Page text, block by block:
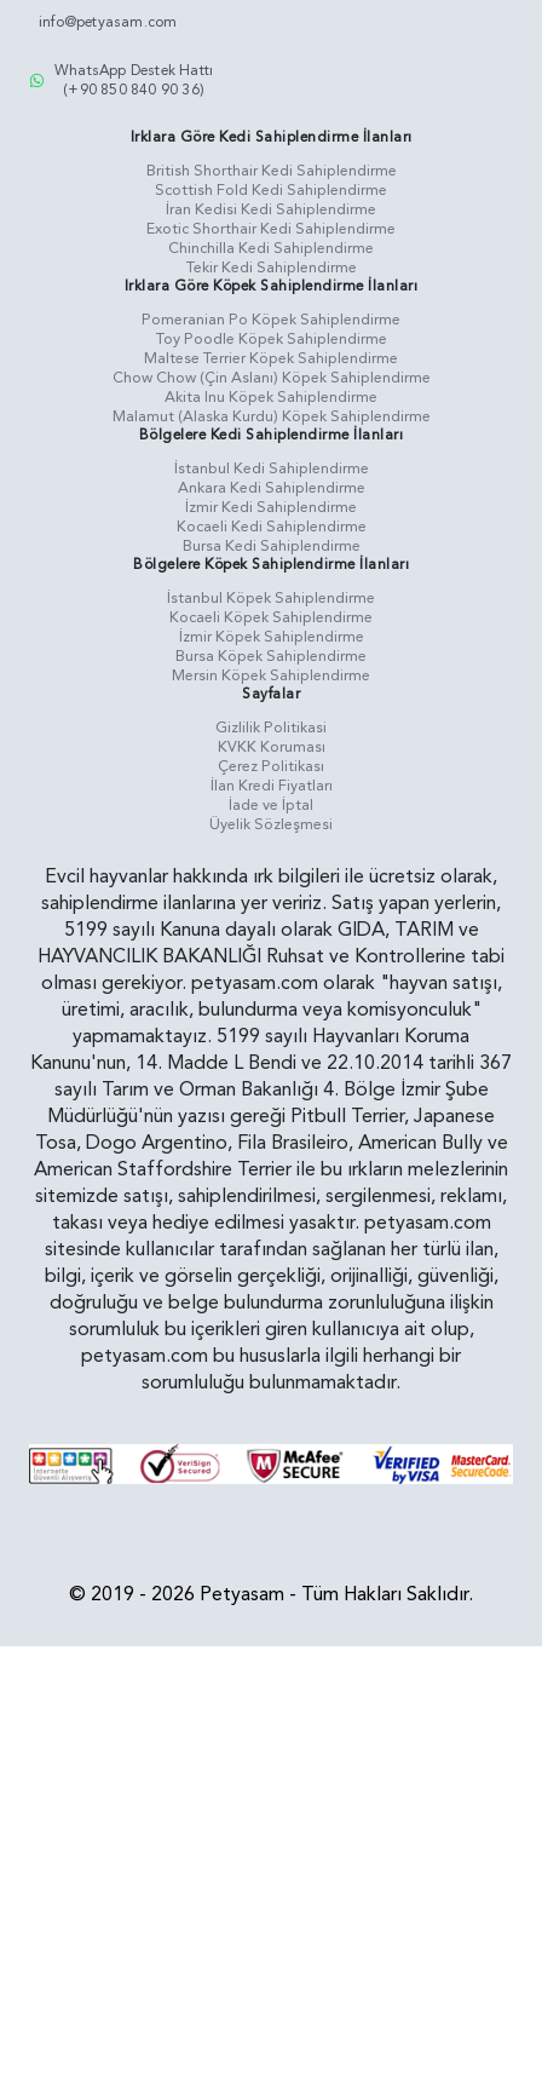
info@petyasam.com
WhatsApp Destek Hattı
(+90 850 840 90 36)
Irklara Göre Kedi Sahiplendirme İlanları
British Shorthair Kedi Sahiplendirme
Scottish Fold Kedi Sahiplendirme
İran Kedisi Kedi Sahiplendirme
Exotic Shorthair Kedi Sahiplendirme
Chinchilla Kedi Sahiplendirme
Tekir Kedi Sahiplendirme
Irklara Göre Köpek Sahiplendirme İlanları
Pomeranian Po Köpek Sahiplendirme
Toy Poodle Köpek Sahiplendirme
Maltese Terrier Köpek Sahiplendirme
Chow Chow (Çin Aslanı) Köpek Sahiplendirme
Akita Inu Köpek Sahiplendirme
Malamut (Alaska Kurdu) Köpek Sahiplendirme
Bölgelere Kedi Sahiplendirme İlanları
İstanbul Kedi Sahiplendirme
Ankara Kedi Sahiplendirme
İzmir Kedi Sahiplendirme
Kocaeli Kedi Sahiplendirme
Bursa Kedi Sahiplendirme
Bölgelere Köpek Sahiplendirme İlanları
İstanbul Köpek Sahiplendirme
Kocaeli Köpek Sahiplendirme
İzmir Köpek Sahiplendirme
Bursa Köpek Sahiplendirme
Mersin Köpek Sahiplendirme
Sayfalar
Gizlilik Politikasi
KVKK Koruması
Çerez Politikası
İlan Kredi Fiyatları
İade ve İptal
Üyelik Sözleşmesi
Evcil hayvanlar hakkında ırk bilgileri ile ücretsiz olarak,
sahiplendirme ilanlarına yer veririz. Satış yapan yerlerin,
5199 sayılı Kanuna dayalı olarak GIDA, TARIM ve
HAYVANCILIK BAKANLIĞI Ruhsat ve Kontrollerine tabi
olması gerekiyor. petyasam.com olarak "hayvan satışı,
üretimi, aracılık, bulundurma veya komisyonculuk"
yapmamaktayız. 5199 sayılı Hayvanları Koruma
Kanunu'nun, 14. Madde L Bendi ve 22.10.2014 tarihli 367
sayılı Tarım ve Orman Bakanlığı 4. Bölge İzmir Şube
Müdürlüğü'nün yazısı gereği Pitbull Terrier, Japanese
Tosa, Dogo Argentino, Fila Brasileiro, American Bully ve
American Staffordshire Terrier ile bu ırkların melezlerinin
sitemizde satışı, sahiplendirilmesi, sergilenmesi, reklamı,
takası veya hediye edilmesi yasaktır. petyasam.com
sitesinde kullanıcılar tarafından sağlanan her türlü ilan,
bilgi, içerik ve görselin gerçekliği, orijinalliği, güvenliği,
doğruluğu ve belge bulundurma zorunluluğuna ilişkin
sorumluluk bu içerikleri giren kullanıcıya ait olup,
petyasam.com bu hususlarla ilgili herhangi bir
sorumluluğu bulunmamaktadır.
© 2019 - 2026 Petyasam - Tüm Hakları Saklıdır.